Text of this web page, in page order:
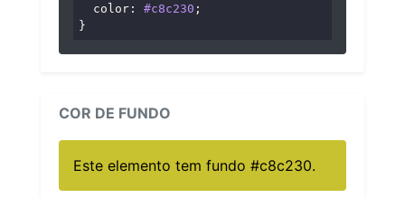
color : #c8c230 ;
}
COR DE FUNDO
Este elemento tem fundo #c8c230.